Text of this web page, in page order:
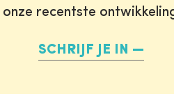
recentste
SCHRIJF JE IN